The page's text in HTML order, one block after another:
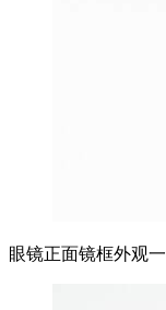
眼镜正面镜框外观